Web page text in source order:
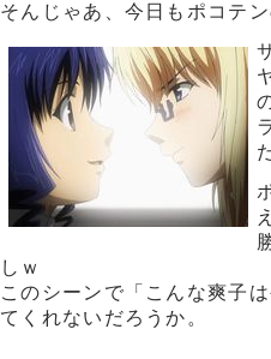
そんじゃあ、今日もポコテ
しｗ
このシーンで「こんな爽子
てくれないだろうか。